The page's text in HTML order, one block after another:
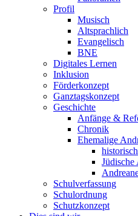
Profil
Musisch
Altsprachlich
Evangelisch
BNE
Digitales Lernen
Inklusion
Förderkonzept
Ganztagskonzept
Geschichte
Anfänge &
Chronik
Ehemalige
Jüdische
Schulverfassung
Schulordnung
Schutzkonzept